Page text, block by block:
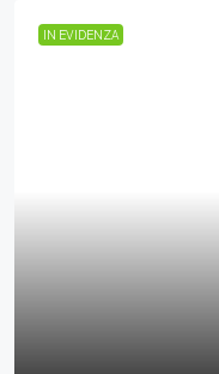
IN EVIDENZA